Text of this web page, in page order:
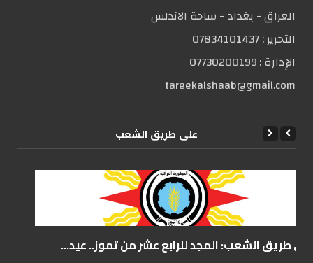
العراق - بغداد - ساحة الاندلس
التحریر :07834101437
الإدارة :07730200199
tareekalshaab@gmail.com
علی طریق الشعب
على طريق الشعب: المجد للرابع عشر من تموز.. عيد...